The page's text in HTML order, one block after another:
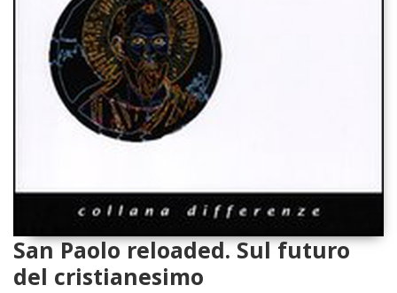
San Paolo reloaded. Sul futuro
del cristianesimo